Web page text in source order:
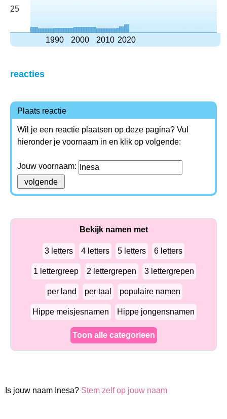
25
1990 2000 2010 2020
reacties
Plaats reactie
Wil je een reactie plaatsen op deze pagina? Vul
hieronder je voornaam in en klik op volgende:
Jouw voornaam:
Bekijk namen met
3 letters 4 letters 5 letters 6 letters
1 lettergreep 2 lettergrepen 3 lettergrepen
per land per taal populaire namen
Hippe meisjesnamen Hippe jongensnamen
Toon alle categorieen
Is jouw naam Inesa? Stem zelf op jouw naam